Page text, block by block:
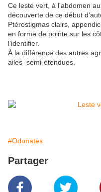
Ce leste vert, à l'abdomen
découverte de ce début
Ptérostigmas clairs,
en forme de pointe sur les
l'identifier.
À la différence des autres
ailes semi-étendues.
#Odonates
Partager